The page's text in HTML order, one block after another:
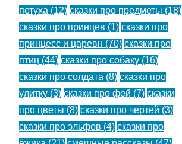
петуха (12) сказки про предметы (18)
сказки про принцев (1) сказки про
принцесс и царевн (70) сказки про
птиц (44) сказки про собаку (16)
сказки про солдата (8) сказки про
улитку (3) сказки про фей (7) сказки
про цветы (8) сказки про чертей (3)
сказки про эльфов (4) сказки про